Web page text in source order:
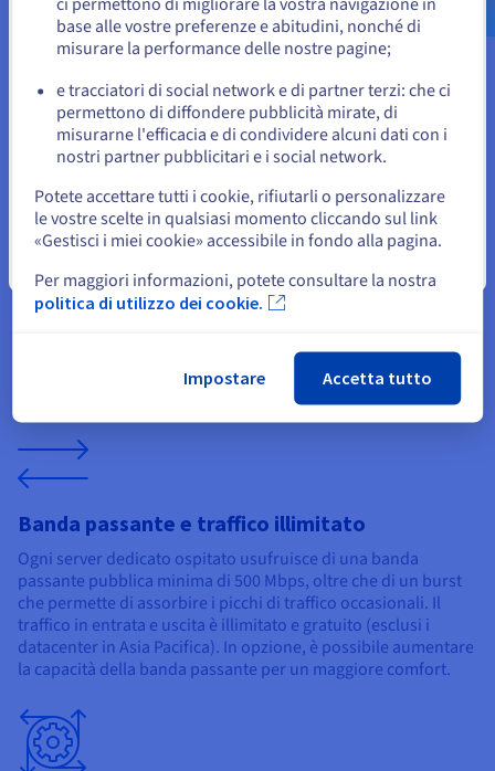
Private CloudePublic Cloud.
Sostenibilità
OVHcloud progetta soluzioni e infrastrutture in un'ottica di
sostenibilità, a vantaggio dei propri clienti e dei loro utenti. Le
teconlogie innovative utilizzate, come il watercooling,
permettono di ottimizzare le capacità e le prestazioni dei
datacenter. Anticipiamo le esigenze future e restiamo
all'avanguardia della tecnologia per supportare i nostri utenti
Banda passante e traffico illimitato
Ogni server dedicato ospitato usufruisce di una banda
passante pubblica minima di 500 Mbps, oltre che di un burst
che permette di assorbire i picchi di traffico occasionali. Il
traffico in entrata e uscita è illimitato e gratuito (esclusi i
datacenter in Asia Pacifica). In opzione, è possibile aumentare
la capacità della banda passante per un maggiore comfort.
o
Resta sul sito web attuale
Seleziona un altro sito web
ci permettono di migliorare la vostra navigazione in
base alle vostre preferenze e abitudini, nonché di
misurare la performance delle nostre pagine;
e tracciatori di social network e di partner terzi: che ci
permettono di diffondere pubblicità mirate, di
misurarne l'efficacia e di condividere alcuni dati con i
nostri partner pubblicitari e i social network.
Potete accettare tutti i cookie, rifiutarli o personalizzare
le vostre scelte in qualsiasi momento cliccando sul link
«Gestisci i miei cookie» accessibile in fondo alla pagina.
Per maggiori informazioni, potete consultare la nostra
politica di utilizzo dei cookie.
Impostare Accetta tutto